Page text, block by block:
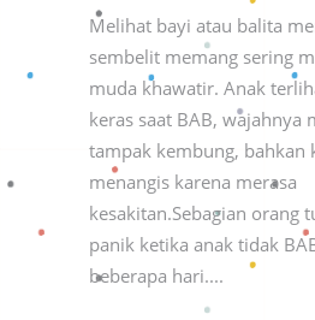
Melihat bayi atau balita
sembelit memang sering
muda khawatir. Anak
keras saat BAB, wajahnya
tampak kembung, bahkan
menangis karena merasa
kesakitan.Sebagian orang
panik ketika anak tidak
beberapa hari.